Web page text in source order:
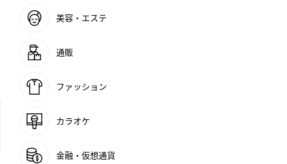
美容・エステ
通販
ファッション
カラオケ
金融・仮想通貨